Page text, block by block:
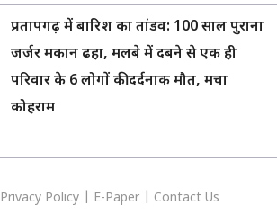
प्रतापगढ़ में बारिश का तांडव: 100 साल पुराना
जर्जर मकान ढहा, मलबे में दबने से एक ही
परिवार के 6 लोगों की दर्दनाक मौत, मचा
कोहराम
Privacy Policy E-Paper Contact Us